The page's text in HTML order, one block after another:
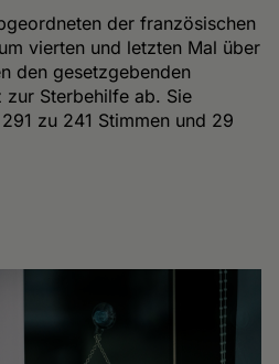
der französischen
vierten und letzten Mal über
den gesetzgebenden
zur Sterbehilfe ab. Sie
zu 241 Stimmen und 29